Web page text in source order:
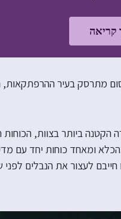
מתרסק בעיר ההרפתקאות,
הקטנה ביותר בצוות,
ומאחד כוחות יחד עם
חייבם לעצור את הנבלים